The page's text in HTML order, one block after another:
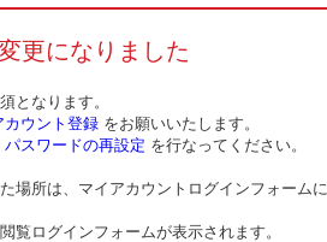
更になりました
となります。
カウント登録 をお願いいたします。
パスワードの再設定 を行なってください。
場所は、マイアカウントログインフォーム
覧ログインフォームが表示されます。